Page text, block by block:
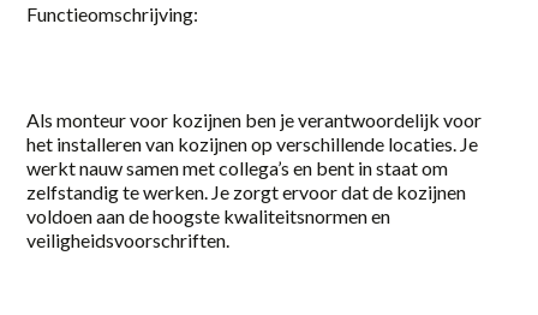
Functieomschrijving:
Als monteur voor kozijnen ben je verantwoordelijk voor
het installeren van kozijnen op verschillende locaties. Je
werkt nauw samen met collega’s en bent in staat om
zelfstandig te werken. Je zorgt ervoor dat de kozijnen
voldoen aan de hoogste kwaliteitsnormen en
veiligheidsvoorschriften.
Part-time
Vaste baan, onbepaalde tijd
locatie